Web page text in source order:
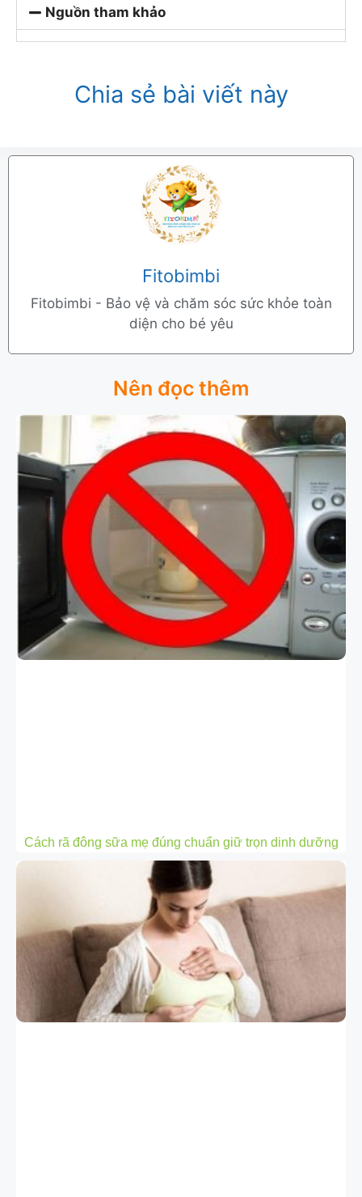
Nguồn tham khảo
Chia sẻ bài viết này
Fitobimbi
Fitobimbi - Bảo vệ và chăm sóc sức khỏe toàn
diện cho bé yêu
Nên đọc thêm
Cách rã đông sữa mẹ đúng chuẩn giữ trọn dinh dưỡng